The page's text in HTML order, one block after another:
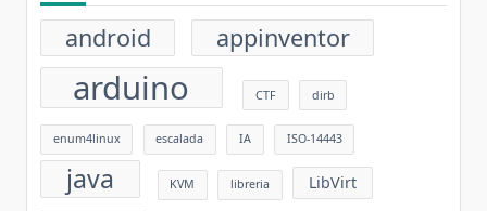
android appinventor
arduino CTF dirb
enum4linux escalada IA ISO-14443
java KVM libreria LibVirt